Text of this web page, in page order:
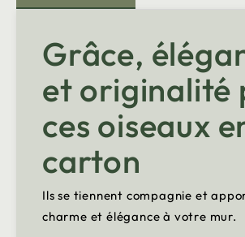
Grâce,
et originalité
ces oiseaux
carton
Ils se tiennent compagnie et
charme et élégance à votre mur.